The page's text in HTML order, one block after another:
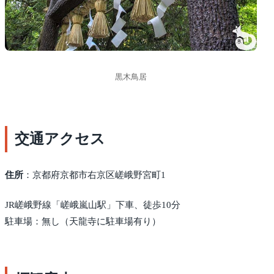
黒木鳥居
交通アクセス
住所 ：京都府京都市右京区嵯峨野宮町1
JR嵯峨野線「嵯峨嵐山駅」下車、徒歩10分
駐車場：無し（天龍寺に駐車場有り）